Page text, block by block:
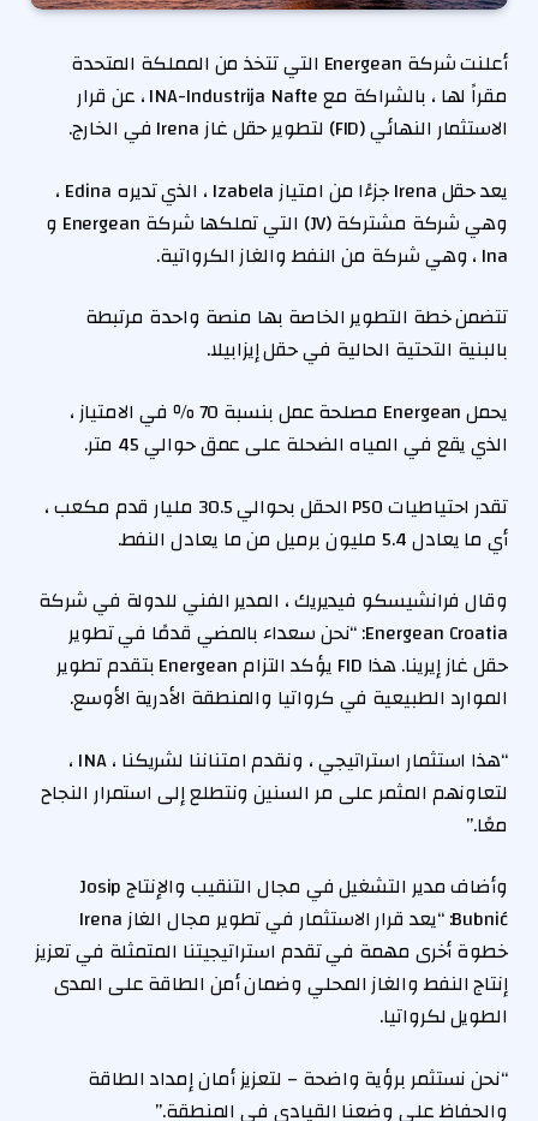
أعلنت شركة Energean التي تتخذ من المملكة المتحدة
مقراً لها ، بالشراكة مع INA-Industrija Nafte ، عن قرار
الاستثمار النهائي (FID) لتطوير حقل غاز Irena في الخارج.
يعد حقل Irena جزءًا من امتياز Izabela ، الذي تديره Edina ،
وهي شركة مشتركة (JV) التي تملكها شركة Energean و
Ina ، وهي شركة من النفط والغاز الكرواتية.
تتضمن خطة التطوير الخاصة بها منصة واحدة مرتبطة
بالبنية التحتية الحالية في حقل إيزابيلا.
يحمل Energean مصلحة عمل بنسبة 70 ٪ في الامتياز ،
الذي يقع في المياه الضحلة على عمق حوالي 45 متر.
تقدر احتياطيات P50 الحقل بحوالي 30.5 مليار قدم مكعب ،
أي ما يعادل 5.4 مليون برميل من ما يعادل النفط.
وقال فرانشيسكو فيديريك ، المدير الفني للدولة في شركة
Energean Croatia: “نحن سعداء بالمضي قدمًا في تطوير
حقل غاز إيرينا. هذا FID يؤكد التزام Energean بتقدم تطوير
الموارد الطبيعية في كرواتيا والمنطقة الأدرية الأوسع.
“هذا استثمار استراتيجي ، ونقدم امتناننا لشريكنا ، INA ،
لتعاونهم المثمر على مر السنين ونتطلع إلى استمرار النجاح
معًا.”
وأضاف مدير التشغيل في مجال التنقيب والإنتاج Josip
Bubnić: “يعد قرار الاستثمار في تطوير مجال الغاز Irena
خطوة أخرى مهمة في تقدم استراتيجيتنا المتمثلة في تعزيز
إنتاج النفط والغاز المحلي وضمان أمن الطاقة على المدى
الطويل لكرواتيا.
“نحن نستثمر برؤية واضحة – لتعزيز أمان إمداد الطاقة
والحفاظ على وضعنا القيادي في المنطقة.”